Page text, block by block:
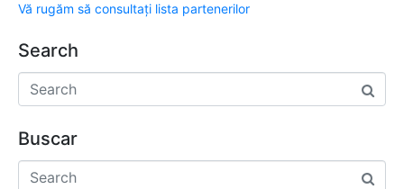
Vă rugăm să consultați lista partenerilor
Search
Buscar